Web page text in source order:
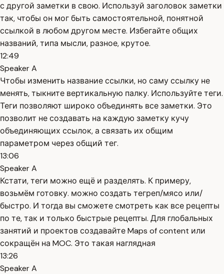
с другой заметки в свою. Используй заголовок заметки
так, чтобы он мог быть самостоятельной, понятной
ссылкой в любом другом месте. Избегайте общих
названий, типа мысли, разное, крутое.
12:49
Speaker A
Чтобы изменить название ссылки, но саму ссылку не
менять, тыкните вертикальную палку. Используйте теги.
Теги позволяют широко объединять все заметки. Это
позволит не создавать на каждую заметку кучу
объединяющих ссылок, а связать их общим
параметром через общий тег.
13:06
Speaker A
Кстати, теги можно ещё и разделять. К примеру,
возьмём готовку. можно создать тегреп/мясо или/
быстро. И тогда вы сможете смотреть как все рецепты
по те, так и только быстрые рецепты. Для глобальных
занятий и проектов создавайте Maps of content или
сокращён на MOC. Это такая наглядная
13:26
Speaker A